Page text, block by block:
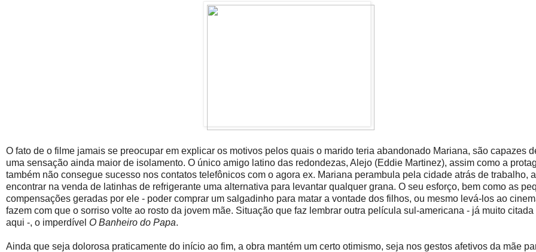
O fato de o filme jamais se preocupar em explicar os motivos pelos quais o marido teria abandonado Mariana, são capazes
uma sensação ainda maior de isolamento. O único amigo latino das redondezas, Alejo (Eddie Martinez), assim como a
também não consegue sucesso nos contatos telefônicos com o agora ex. Mariana perambula pela cidade atrás de trabalho,
encontrar na venda de latinhas de refrigerante uma alternativa para levantar qualquer grana. O seu esforço, bem como as
compensações geradas por ele - poder comprar um salgadinho para matar a vontade dos filhos, ou mesmo levá-los ao
fazem com que o sorriso volte ao rosto da jovem mãe. Situação que faz lembrar outra película sul-americana - já muito citada
aqui -, o imperdível O Banheiro do Papa.
Ainda que seja dolorosa praticamente do início ao fim, a obra mantém um certo otimismo, seja nos gestos afetivos da mãe